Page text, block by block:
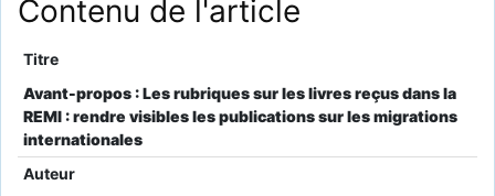
Contenu de l'article
Titre
Avant-propos : Les rubriques sur les livres reçus dans la
REMI : rendre visibles les publications sur les migrations
internationales
Auteur